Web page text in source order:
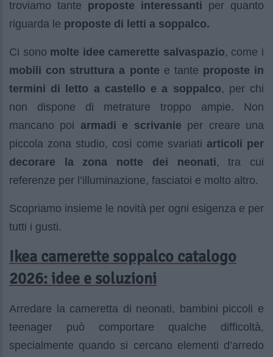
troviamo tante proposte interessanti per quanto
riguarda le proposte di letti a soppalco.
Ci sono molte idee camerette salvaspazio, come i
mobili con struttura a ponte e tante proposte in
termini di letto a castello e a soppalco, per chi
non dispone di metrature troppo ampie. Non
mancano poi armadi e scrivanie per creare una
piccola zona studio, così come svariati articoli per
decorare la zona notte dei neonati, tra cui
referenze per l’illuminazione, fasciatoi e molto altro.
Scopriamo insieme le novità per ogni esigenza e per
tutti i gusti.
Ikea camerette soppalco catalogo
2026: idee e soluzioni
Arredare la cameretta di neonati, bambini piccoli e
teenager può comportare qualche difficoltà,
specialmente quando si cercano elementi d’arredo